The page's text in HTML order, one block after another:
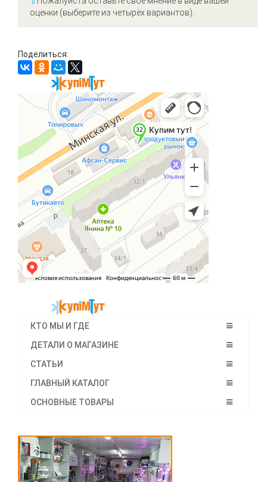
оценки (выберите из четырёх вариантов).
Поделиться:
КТО МЫ И ГДЕ
ДЕТАЛИ О МАГАЗИНЕ
СТАТЬИ
ГЛАВНЫЙ КАТАЛОГ
ОСНОВНЫЕ ТОВАРЫ